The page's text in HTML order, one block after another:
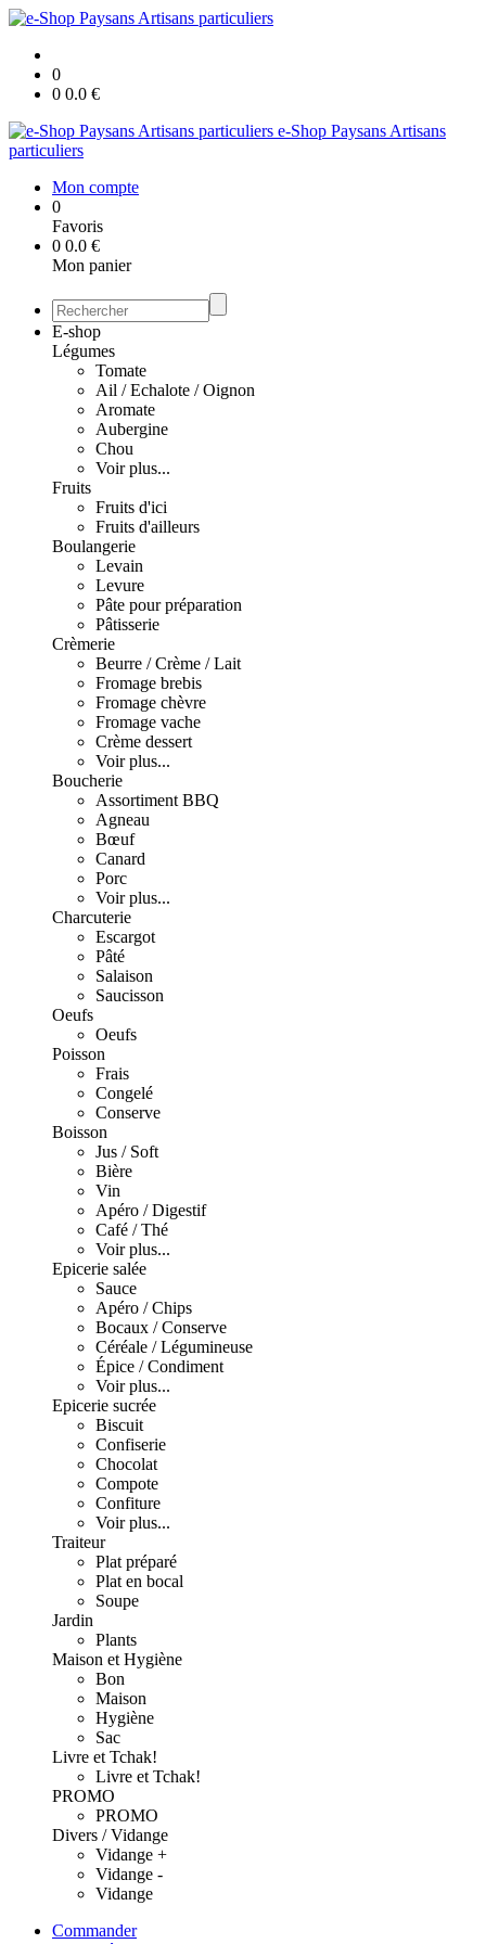
0
0 0.0 €
e-Shop Paysans Artisans
particuliers
Mon compte
0
Favoris
0 0.0 €
Mon panier
E-shop
Légumes
Tomate
Ail / Echalote / Oignon
Aromate
Aubergine
Chou
Voir plus...
Fruits
Fruits d'ici
Fruits d'ailleurs
Boulangerie
Levain
Levure
Pâte pour préparation
Pâtisserie
Crèmerie
Beurre / Crème / Lait
Fromage brebis
Fromage chèvre
Fromage vache
Crème dessert
Voir plus...
Boucherie
Assortiment BBQ
Agneau
Bœuf
Canard
Porc
Voir plus...
Charcuterie
Escargot
Pâté
Salaison
Saucisson
Oeufs
Oeufs
Poisson
Frais
Congelé
Conserve
Boisson
Jus / Soft
Bière
Vin
Apéro / Digestif
Café / Thé
Voir plus...
Epicerie salée
Sauce
Apéro / Chips
Bocaux / Conserve
Céréale / Légumineuse
Épice / Condiment
Voir plus...
Epicerie sucrée
Biscuit
Confiserie
Chocolat
Compote
Confiture
Voir plus...
Traiteur
Plat préparé
Plat en bocal
Soupe
Jardin
Plants
Maison et Hygiène
Bon
Maison
Hygiène
Sac
Livre et Tchak!
Livre et Tchak!
PROMO
PROMO
Divers / Vidange
Vidange +
Vidange -
Vidange
Commander